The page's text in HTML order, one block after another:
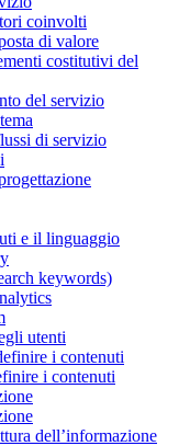
coinvolti
di valore
costitutivi del
del servizio
di servizio
e il linguaggio
keywords)
utenti
i contenuti
i contenuti
dell’informazione